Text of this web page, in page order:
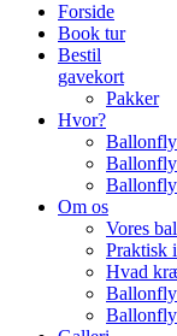
Forside
Book tur
Bestil
gavekort
Pakker
Hvor?
Om os
Vores
Praktisk
Hvad